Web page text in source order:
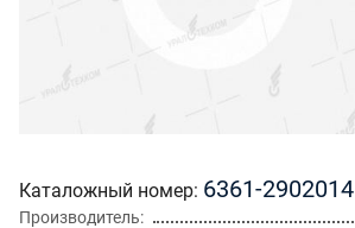
Каталожный номер 6361-2902014
Производитель